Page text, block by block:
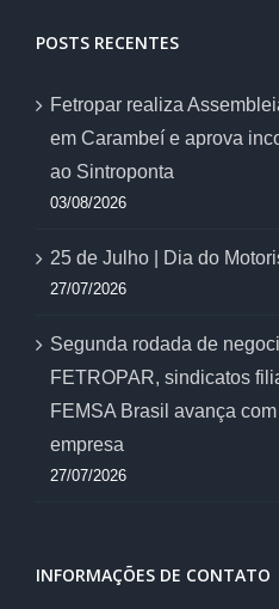
POSTS RECENTES
Fetropar realiza
em Carambeí e aprova
ao Sintroponta
03/08/2026
25 de Julho | Dia do
27/07/2026
Segunda rodada de
FETROPAR, sindicatos
FEMSA Brasil avança
empresa
27/07/2026
INFORMAÇÕES DE CONTATO